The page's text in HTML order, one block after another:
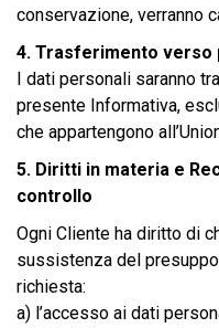
conservazione, verranno
4. Trasferimento verso
I dati personali saranno
presente Informativa,
che appartengono
5. Diritti in materia e
controllo
Ogni Cliente ha diritto di
sussistenza del
richiesta:
a) l’accesso ai dati